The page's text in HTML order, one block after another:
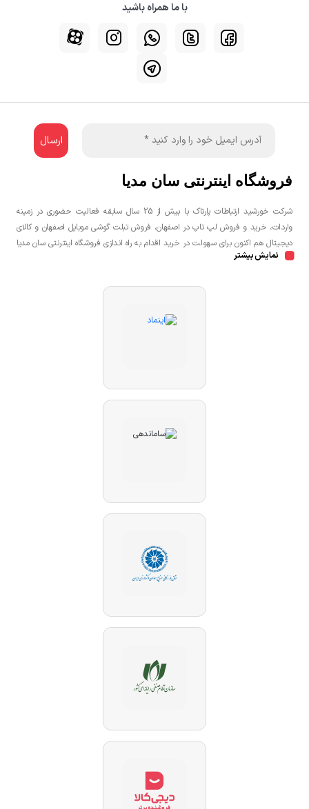
با ما همراه باشید
فروشگاه اینترنتی سان مدیا
شرکت خورشید ارتباطات پارتاک با بیش از 25 سال سابقه فعالیت حضوری در زمینه
واردات، خرید و فروش لپ تاپ در اصفهان، فروش تبلت گوشی موبایل اصفهان و کالای
دیجیتال هم اکنون برای سهولت در خرید اقدام به راه اندازی فروشگاه اینترنتی سان مدیا
نموده است تا مشتریان عزیز یک خرید راحت و مطمئن با بهترین قیمت را تجربه
در اصفهان به صورت حضوری و یا اینترنتی اقدام نمائید.
نمایش بیشتر